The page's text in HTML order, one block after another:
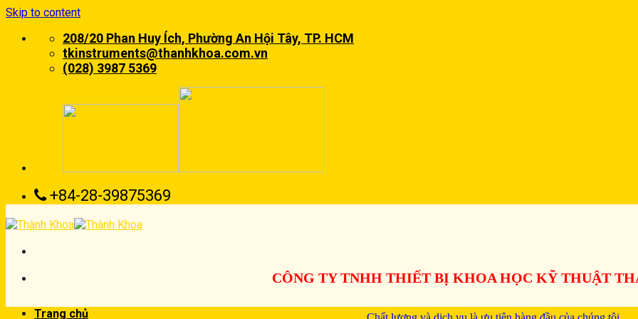
Skip to content
208/20 Phan Huy Ích, Phường An Hội Tây, TP. HCM
tkinstruments@thanhkhoa.com.vn
(028) 3987 5369
+84-28-39875369
CÔNG TY TNHH THIẾT BỊ KHOA HỌC KỸ THUẬT
Trang chủ